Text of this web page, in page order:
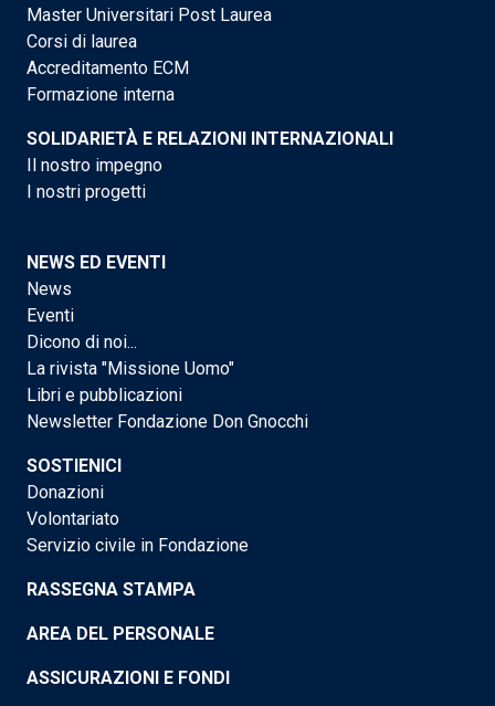
Master Universitari Post Laurea
Corsi di laurea
Accreditamento ECM
Formazione interna
SOLIDARIETÀ E RELAZIONI INTERNAZIONALI
Il nostro impegno
I nostri progetti
NEWS ED EVENTI
News
Eventi
Dicono di noi...
La rivista "Missione Uomo"
Libri e pubblicazioni
Newsletter Fondazione Don Gnocchi
SOSTIENICI
Donazioni
Volontariato
Servizio civile in Fondazione
RASSEGNA STAMPA
AREA DEL PERSONALE
ASSICURAZIONI E FONDI